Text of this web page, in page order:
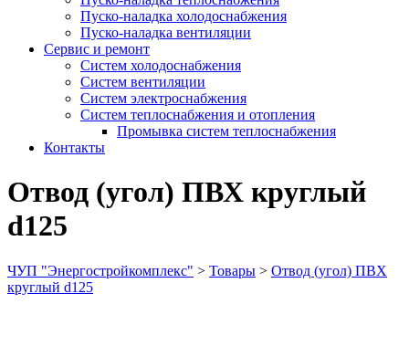
Пуско-наладка холодоснабжения
Пуско-наладка вентиляции
Сервис и ремонт
Систем холодоснабжения
Систем вентиляции
Систем электроснабжения
Систем теплоснабжения и отопления
Промывка систем теплоснабжения
Контакты
Отвод (угол) ПВХ круглый
d125
ЧУП "Энергостройкомплекс" > Товары > Отвод (угол) ПВХ
круглый d125